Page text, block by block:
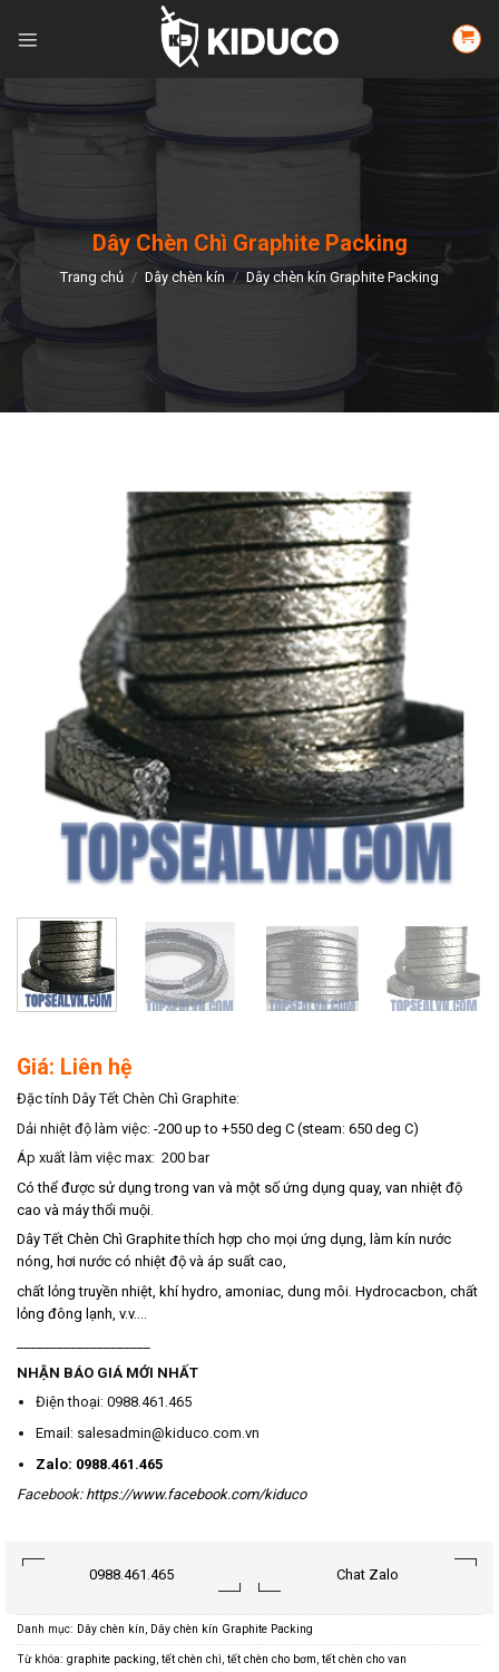
Dây Chèn Chì Graphite Packing
Trang chủ / Dây chèn kín / Dây chèn kín Graphite Packing
Giá: Liên hệ
Đặc tính Dây Tết Chèn Chì Graphite:
Dải nhiệt độ làm việc: -200 up to +550 deg C (steam: 650 deg C)
Áp xuất làm việc max: 200 bar
Có thể được sử dụng trong van và một số ứng dụng quay, van nhiệt độ
cao và máy thổi muội.
Dây Tết Chèn Chì Graphite thích hợp cho mọi ứng dụng, làm kín nước
nóng, hơi nước có nhiệt độ và áp suất cao,
chất lỏng truyền nhiệt, khí hydro, amoniac, dung môi. Hydrocacbon, chất
lỏng đông lạnh, v.v.…
NHẬN BÁO GIÁ MỚI NHẤT
Điện thoại: 0988.461.465
Email: salesadmin@kiduco.com.vn
Zalo: 0988.461.465
Facebook: https://www.facebook.com/kiduco
0988.461.465 Chat Zalo
Danh mục: Dây chèn kín, Dây chèn kín Graphite Packing
Từ khóa: graphite packing, tết chèn chì, tết chèn cho bơm, tết chèn cho van